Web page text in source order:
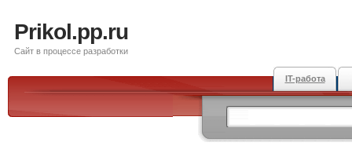
Prikol.pp.ru
Сайт в процессе разработки
IT-работа